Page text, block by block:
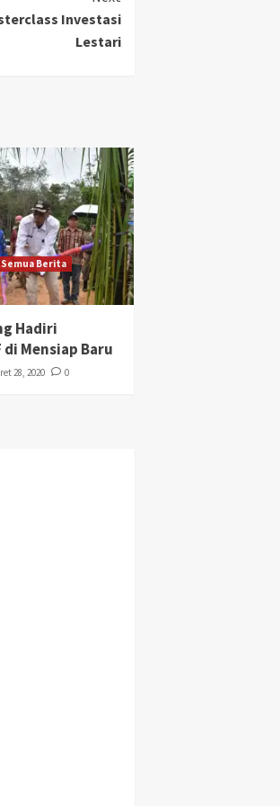
Investasi
Lestari
Semua Berita
Hadiri
di Mensiap Baru
28, 2020 0